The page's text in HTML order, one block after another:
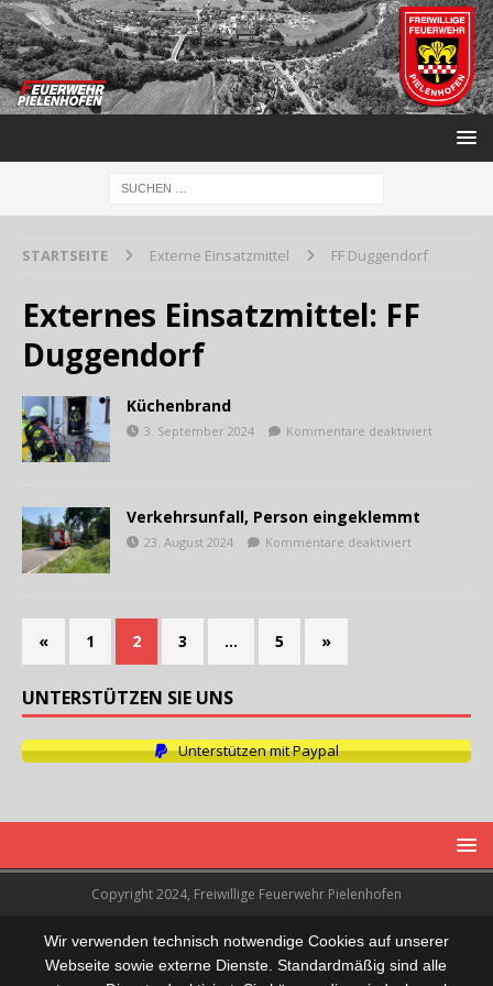
STARTSEITE Externe Einsatzmittel FF Duggendorf
Externes Einsatzmittel: FF
Duggendorf
Küchenbrand
3. September 2024 Kommentare deaktiviert
Verkehrsunfall, Person eingeklemmt
23. August 2024 Kommentare deaktiviert
« 1 2 3 … 5 »
UNTERSTÜTZEN SIE UNS
Unterstützen mit Paypal
Copyright 2024, Freiwillige Feuerwehr Pielenhofen
Wir verwenden technisch notwendige Cookies auf unserer
Webseite sowie externe Dienste. Standardmäßig sind alle